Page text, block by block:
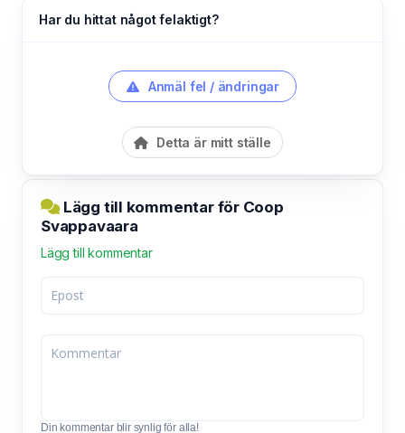
Har du hittat något felaktigt?
Anmäl fel / ändringar
Detta är mitt ställe
Lägg till kommentar för Coop
Svappavaara
Lägg till kommentar
Din kommentar blir synlig för alla!